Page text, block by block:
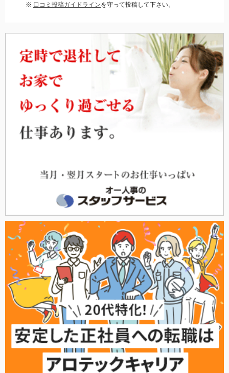
※ 口コミ投稿ガイドラインを守って投稿して下さい。